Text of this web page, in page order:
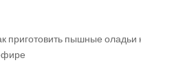
приготовить пышные оладьи на